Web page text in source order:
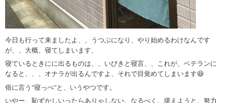
今日も行って来ましたよ、、うつぶになり、やり始めるわけなんです
が、、大概、寝てしまいます、
寝ているときにに出るものは、、いびきと寝言、、これが、ベテランに
なると、、、オナラが出るんですよ、それで目覚めてしまいます😆
俗に言う"寝っぺ"と、いうやつです。
いやー、恥ずかしいったらありゃしない、なるべく、堪えようと、努力